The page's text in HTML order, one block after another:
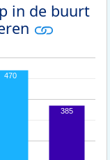
in de buurt
470
385